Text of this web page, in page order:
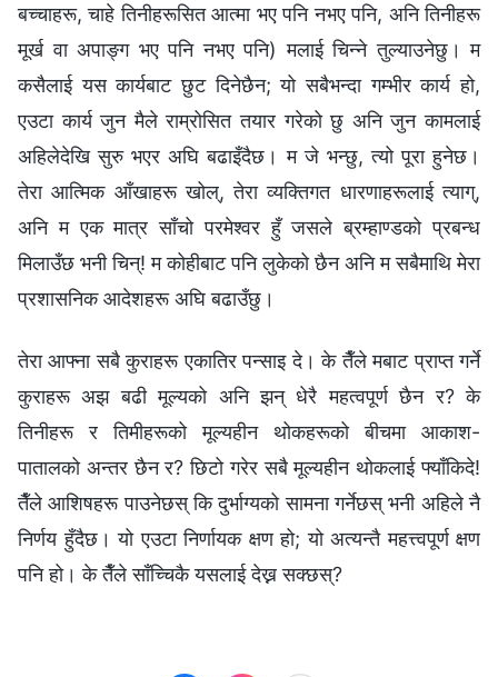
बच्चाहरू, चाहे तिनीहरूसित आत्मा भए पनि नभए पनि, अनि तिनीहरू
मूर्ख वा अपाङ्ग भए पनि नभए पनि) मलाई चिन्ने तुल्याउनेछु। म
कसैलाई यस कार्यबाट छुट दिनेछैन; यो सबैभन्दा गम्भीर कार्य हो,
एउटा कार्य जुन मैले राम्रोसित तयार गरेको छु अनि जुन कामलाई
अहिलेदेखि सुरु भएर अघि बढाइँदैछ। म जे भन्छु, त्यो पूरा हुनेछ।
तेरा आत्मिक आँखाहरू खोल्, तेरा व्यक्तिगत धारणाहरूलाई त्याग्,
अनि म एक मात्र साँचो परमेश्‍वर हुँ जसले ब्रम्हाण्डको प्रबन्ध
मिलाउँछ भनी चिन्! म कोहीबाट पनि लुकेको छैन अनि म सबैमाथि मेरा
प्रशासनिक आदेशहरू अघि बढाउँछु।
तेरा आफ्‍ना सबै कुराहरू एकातिर पन्साइ दे। के तैँले मबाट प्राप्त गर्ने
कुराहरू अझ बढी मूल्यको अनि झन् धेरै महत्वपूर्ण छैन र? के
तिनीहरू र तिमीहरूको मूल्यहीन थोकहरूको बीचमा आकाश-
पातालको अन्तर छैन र? छिटो गरेर सबै मूल्यहीन थोकलाई फ्याँकिदे!
तैँले आशिषहरू पाउनेछस् कि दुर्भाग्यको सामना गर्नेछस् भनी अहिले नै
निर्णय हुँदैछ। यो एउटा निर्णायक क्षण हो; यो अत्यन्तै महत्त्वपूर्ण क्षण
पनि हो। के तैँले साँच्चिकै यसलाई देख्न सक्छस्?